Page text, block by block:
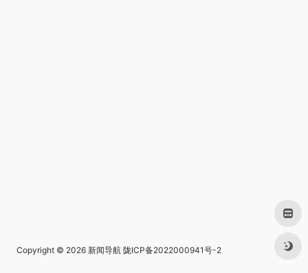
Copyright © 2026 新闻导航 陇ICP备2022000941号-2